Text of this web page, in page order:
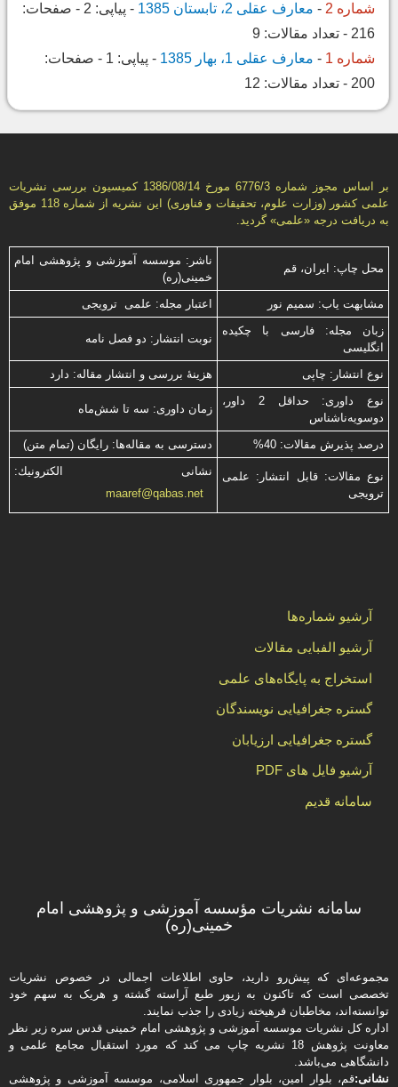
شماره 2
- معارف عقلی 2، تابستان 1385 - پیاپی: 2
- صفحات:
216
- تعداد مقالات: 9
شماره 1
- معارف عقلی 1، بهار 1385 - پیاپی: 1
- صفحات:
200
- تعداد مقالات: 12
بر اساس مجوز شماره 6776/3 مورخ 1386/08/14 كمیسیون بررسى نشریات
علمى كشور (وزارت علوم، تحقیقات و فناورى) این نشریه از شماره 118 موفق
به دریافت درجه «علمى» گردید.
محل چاپ: ایران، قم
ناشر: موسسه آموزشی و پژوهشی امام
خمینی(ره)
مشابهت ياب: سميم نور
اعتبار مجله: علمی ترویجی
زبان مجله: فارسی با چكیده
انگلیسی
نوبت انتشار: دو فصل نامه
نوع انتشار: چاپی
هزینۀ بررسی و انتشار مقاله: دارد
نوع داوری: حداقل 2 داور،
دوسویه‌ناشناس
زمان داوری: سه تا شش‌ماه
درصد پذیرش مقالات: 40% دسترسی به مقاله‌ها: رایگان (تمام متن)
نوع مقالات: قابل انتشار: علمی
ترویجی
نشانی الكترونیك:
maaref@qabas.net
آرشیو شماره‌ها
آرشیو الفبایی مقالات
استخراج به پایگاه‌های علمی
گستره جغرافیایی نویسندگان
گستره جغرافیایی ارزیابان
آرشیو فایل های PDF
سامانه قدیم
سامانه نشریات مؤسسه آموزشی و پژوهشی امام
خمینی(ره)
مجموعه‌ای که پیش‌رو دارید،‌ حاوی اطلاعات اجمالی در خصوص نشریات
تخصصی است که تاکنون به زیور طبع آراسته گشته و هریک به سهم خود
توانسته‌اند، مخاطبان فرهیخته‌ زیادی را جذب نمایند.
اداره كل نشریات موسسه آموزشی و پژوهشی امام خمینی قدس سره زیر نظر
معاونت پژوهش 18 نشریه چاپ می کند که مورد استقبال مجامع علمی و
دانشگاهی می‌باشد.
نشانی:قم، بلوار امین، بلوار جمهوری اسلامی، موسسه آموزشی و پژوهشی